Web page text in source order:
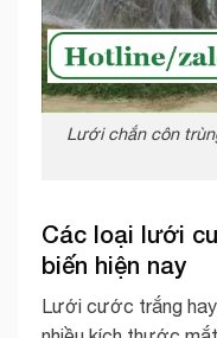
Lưới chắn côn
Các loại lưới
biến hiện nay
Lưới cước trắng